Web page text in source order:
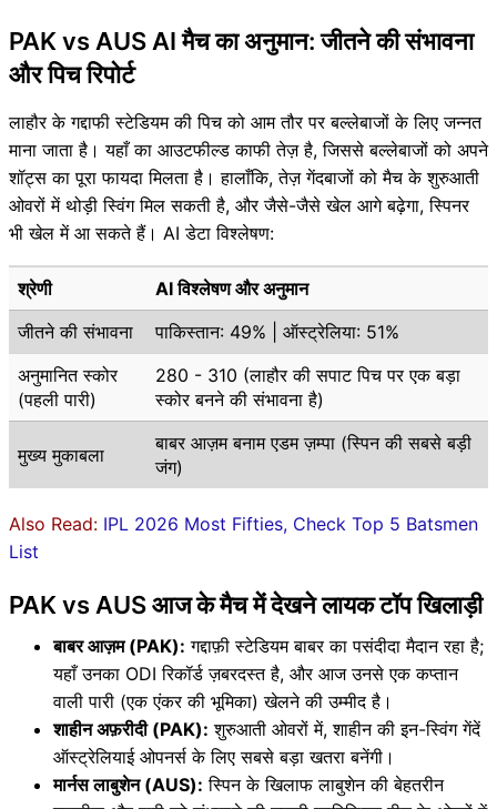
PAK vs AUS AI मैच का अनुमान: जीतने की संभावना
और पिच रिपोर्ट
लाहौर के गद्दाफी स्टेडियम की पिच को आम तौर पर बल्लेबाजों के लिए जन्नत
माना जाता है। यहाँ का आउटफील्ड काफी तेज़ है, जिससे बल्लेबाजों को अपने
शॉट्स का पूरा फायदा मिलता है। हालाँकि, तेज़ गेंदबाजों को मैच के शुरुआती
ओवरों में थोड़ी स्विंग मिल सकती है, और जैसे-जैसे खेल आगे बढ़ेगा, स्पिनर
भी खेल में आ सकते हैं। AI डेटा विश्लेषण:
श्रेणी
AI विश्लेषण और अनुमान
जीतने की संभावना
पाकिस्तान: 49% | ऑस्ट्रेलिया: 51%
अनुमानित स्कोर
(पहली पारी)
280 - 310 (लाहौर की सपाट पिच पर एक बड़ा
स्कोर बनने की संभावना है)
मुख्य मुकाबला
बाबर आज़म बनाम एडम ज़म्पा (स्पिन की सबसे बड़ी
जंग)
Also Read: IPL 2026 Most Fifties, Check Top 5 Batsmen
List
PAK vs AUS आज के मैच में देखने लायक टॉप खिलाड़ी
बाबर आज़म (PAK): गद्दाफ़ी स्टेडियम बाबर का पसंदीदा मैदान रहा है;
यहाँ उनका ODI रिकॉर्ड ज़बरदस्त है, और आज उनसे एक कप्तान
वाली पारी (एक एंकर की भूमिका) खेलने की उम्मीद है।
शाहीन अफ़रीदी (PAK): शुरुआती ओवरों में, शाहीन की इन-स्विंग गेंदें
ऑस्ट्रेलियाई ओपनर्स के लिए सबसे बड़ा खतरा बनेंगी।
मार्नस लाबुशेन (AUS): स्पिन के खिलाफ लाबुशेन की बेहतरीन